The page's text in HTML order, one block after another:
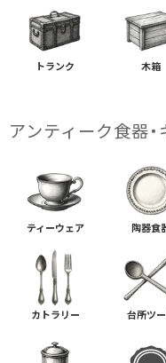
トランク 木箱
アンティーク食器
ティーウェア 陶器食
カトラリー 台所ツ